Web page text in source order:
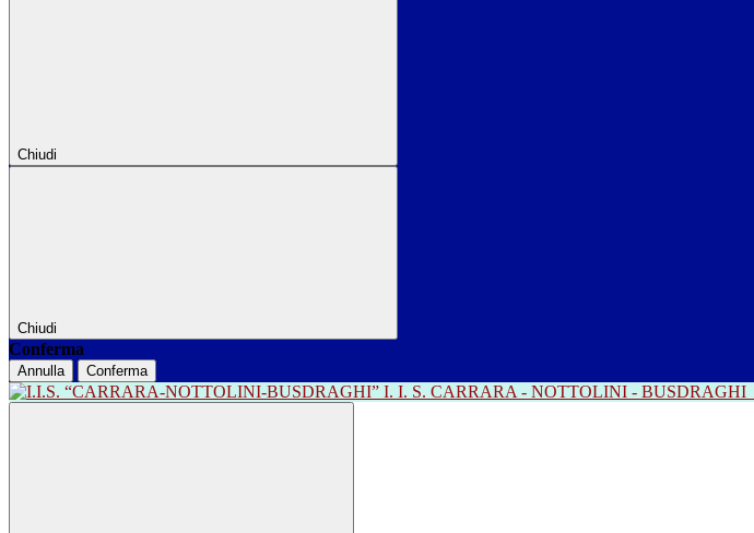
Chiudi
Chiudi
Conferma
Annulla Conferma
I. I. S. CARRARA - NOTTOLINI - BUSDRAGHI